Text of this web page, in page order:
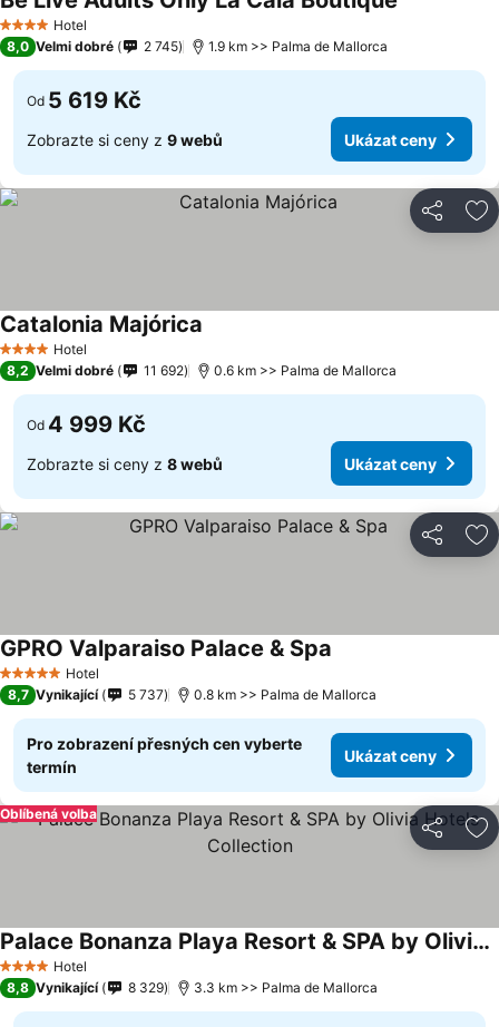
4 Počet hvězdiček
Hotel
8,0 Velmi dobré 2 745 1.9 km >> Palma de Mallorca
Od 5 619 Kč
Zobrazte si ceny z 9 webů Ukázat ceny
Sdílet
4 Počet hvězdiček
Hotel
Catalonia Majórica
8,2 Velmi dobré 11 692 0.6 km >> Palma de Mallorca
Od 4 999 Kč
Zobrazte si ceny z 8 webů Ukázat ceny
Sdílet
5 Počet hvězdiček
Hotel
GPRO Valparaiso Palace & Spa
8,7 Vynikající 5 737 0.8 km >> Palma de Mallorca
Pro zobrazení přesných cen vyberte
termín
Ukázat ceny
Sdílet
Oblíbená volba
4 Počet hvězdiček
Hotel
Palace Bonanza Playa Resort & SPA by Olivia Hotels Collection
8,8 Vynikající 8 329 3.3 km >> Palma de Mallorca